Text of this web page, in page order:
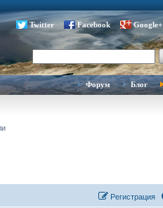
Twitter Facebook Google+
Форум Блог
Регистрация